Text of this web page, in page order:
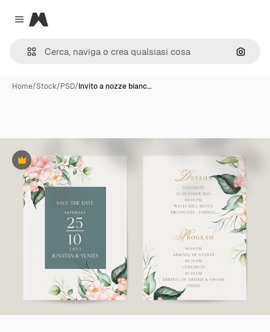
Close menu
Magnific
Cerca
Home/Stock/PSD/Invito a nozze bianc…
Premium